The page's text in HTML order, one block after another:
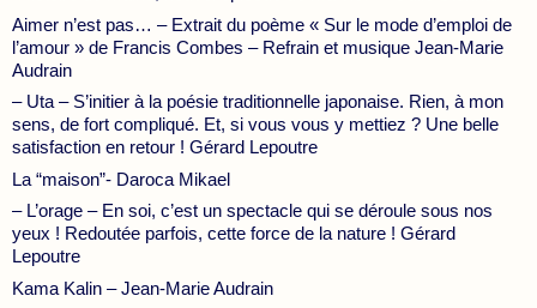
Aimer n’est pas… – Extrait du poème « Sur le mode d’emploi de
l’amour » de Francis Combes – Refrain et musique Jean-Marie
Audrain
– Uta – S’initier à la poésie traditionnelle japonaise. Rien, à mon
sens, de fort compliqué. Et, si vous vous y mettiez ? Une belle
satisfaction en retour ! Gérard Lepoutre
La “maison”- Daroca Mikael
– L’orage – En soi, c’est un spectacle qui se déroule sous nos
yeux ! Redoutée parfois, cette force de la nature ! Gérard
Lepoutre
Kama Kalin – Jean-Marie Audrain